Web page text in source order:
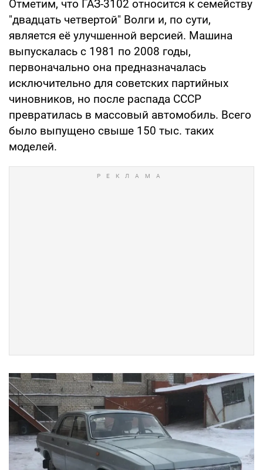
Отметим, что ГАЗ-3102 относится к семейству
"двадцать четвертой" Волги и, по сути,
является её улучшенной версией. Машина
выпускалась с 1981 по 2008 годы,
первоначально она предназначалась
исключительно для советских партийных
чиновников, но после распада СССР
превратилась в массовый автомобиль. Всего
было выпущено свыше 150 тыс. таких
моделей.